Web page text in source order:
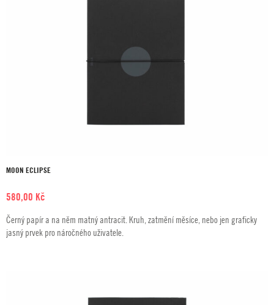
MOON ECLIPSE
580,00 Kč
Černý papír a na něm matný antracit. Kruh, zatmění měsíce, nebo jen graficky
jasný prvek pro náročného uživatele.